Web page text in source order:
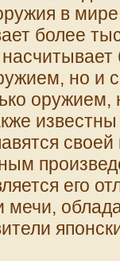
в
более
но и
оружием,
его
мечи,